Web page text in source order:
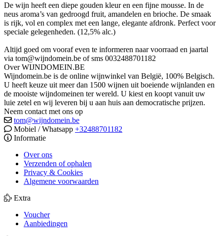
De wijn heeft een diepe gouden kleur en een fijne mousse. In de
neus aroma’s van gedroogd fruit, amandelen en brioche. De smaak
is rijk, vol en complex met een lange, elegante afdronk. Perfect voor
speciale gelegenheden. (12,5% alc.)
Altijd goed om vooraf even te informeren naar voorraad en jaartal
via tom@wijndomein.be of sms 0032488701182
Over WIJNDOMEIN.BE
Wijndomein.be is de online wijnwinkel van België, 100% Belgisch.
U heeft keuze uit meer dan 1500 wijnen uit boeiende wijnlanden en
de mooiste wijndomeinen ter wereld. U kiest en koopt vanuit uw
luie zetel en wij leveren bij u aan huis aan democratische prijzen.
Neem contact met ons op
tom@wijndomein.be
Mobiel / Whatsapp +32488701182
Informatie
Over ons
Verzenden of ophalen
Privacy & Cookies
Algemene voorwaarden
Extra
Voucher
Aanbiedingen